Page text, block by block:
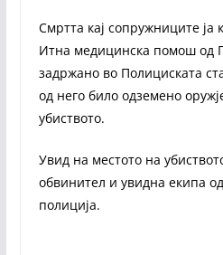
Смртта кај сопружниците ја
Итна медицинска помош од
задржано во Полициската
од него било одземено
убиството.
Увид на местото на
обвинител и увидна екипа од
полиција.